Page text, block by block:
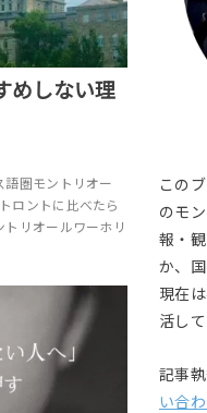
めしない理
語圏モントリオー
ロントに比べたら
リオールワーホリ
この
のモ
報・
か、
現在
活して
記事
い合